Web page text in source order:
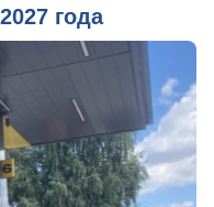
года